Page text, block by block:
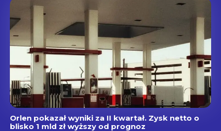
Orlen pokazał wyniki za II kwartał. Zysk netto o
blisko 1 mld zł wyższy od prognoz